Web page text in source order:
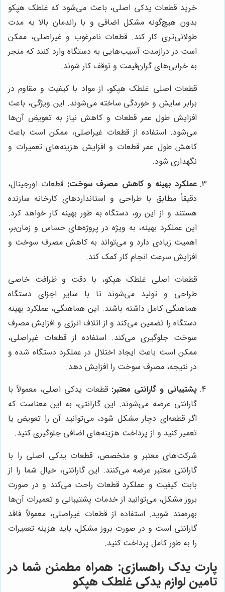
خرید قطعات یدکی اصلی، باعث می‌شود که غلطک هپکو
بدون هیچ‌گونه مشکل اضافی و با راندمان بالا به مدت
طولانی‌تری کار کند. قطعات نامرغوب و غیراصلی، ممکن
است در درازمدت آسیب‌هایی به دستگاه وارد کنند که منجر
به خرابی‌های گران‌قیمت و توقف کار شوند.
قطعات اصلی غلطک هپکو، از مواد با کیفیت و مقاوم در
برابر سایش و خوردگی ساخته می‌شوند. این ویژگی، باعث
افزایش طول عمر قطعات و کاهش نیاز به تعویض آن‌ها
می‌شود. استفاده از قطعات غیراصلی، ممکن است باعث
کاهش طول عمر قطعات و افزایش هزینه‌های تعمیرات و
نگهداری شود.
عملکرد بهینه و کاهش مصرف سوخت: قطعات اورجینال،
دقیقاً مطابق با طراحی و استانداردهای کارخانه سازنده
هستند و از این رو، دستگاه به طور بهینه کار خواهد کرد.
این عملکرد بهینه، به ویژه در پروژه‌های حساس و زمان‌بر،
اهمیت زیادی دارد و می‌تواند به کاهش مصرف سوخت و
افزایش سرعت انجام کار کمک کند.
قطعات اصلی غلطک هپکو، با دقت و ظرافت خاصی
طراحی و تولید می‌شوند تا با سایر اجزای دستگاه
هماهنگی کامل داشته باشند. این هماهنگی، عملکرد بهینه
دستگاه را تضمین می‌کند و از اتلاف انرژی و افزایش مصرف
سوخت جلوگیری می‌کند. استفاده از قطعات غیراصلی،
ممکن است باعث ایجاد اختلال در عملکرد دستگاه شده و
در نتیجه، مصرف سوخت را افزایش دهد.
پشتیبانی و گارانتی معتبر: قطعات یدکی اصلی، معمولاً با
گارانتی عرضه می‌شوند. این گارانتی، به این معناست که
اگر قطعه‌ای دچار مشکل شود، می‌توانید آن را تعویض یا
تعمیر کنید و از پرداخت هزینه‌های اضافی جلوگیری کنید.
شرکت‌های معتبر و متخصص، قطعات یدکی اصلی را با
گارانتی معتبر عرضه می‌کنند. این گارانتی، خیال شما را از
بابت کیفیت و عملکرد قطعات راحت می‌کند و در صورت
بروز مشکل، می‌توانید از خدمات پشتیبانی و تعمیرات آن‌ها
بهره‌مند شوید. استفاده از قطعات غیراصلی، معمولاً فاقد
گارانتی است و در صورت بروز مشکل، باید هزینه تعمیرات
را به طور کامل پرداخت کنید.
پارت یدک راهسازی: همراه مطمئن شما در
تامین لوازم یدکی غلطک هپکو